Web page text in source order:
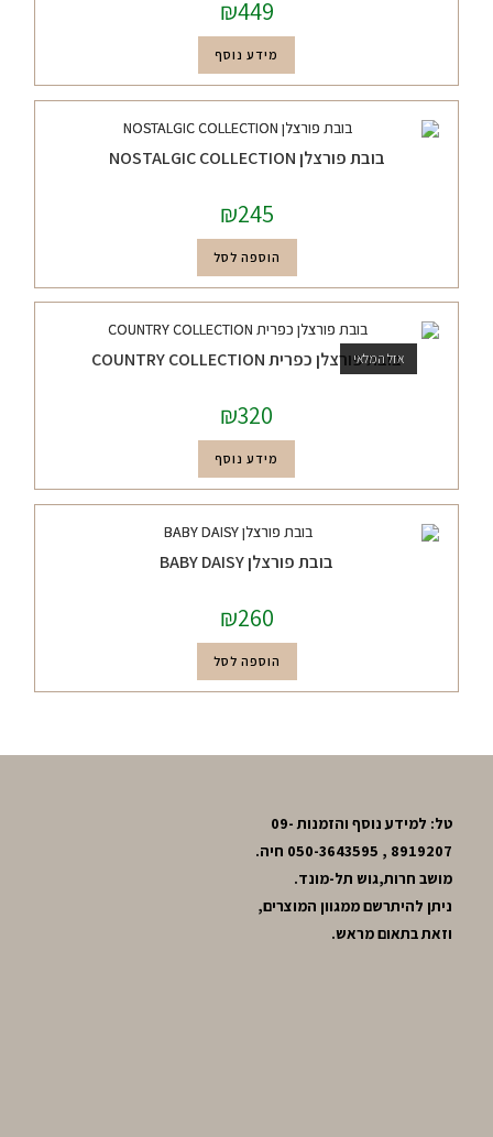
₪449
מידע נוסף
בובת פורצלן NOSTALGIC COLLECTION
₪245
הוספה לסל
אזל המלאי
בובת פורצלן כפרית COUNTRY COLLECTION
₪320
מידע נוסף
בובת פורצלן BABY DAISY
₪260
הוספה לסל
טל: למידע נוסף והזמנות 09-
8919207 , 050-3643595 חיה.
מושב חרות,גוש תל-מונד.
ניתן להיתרשם ממגוון המוצרים,
וזאת בתאום מראש.